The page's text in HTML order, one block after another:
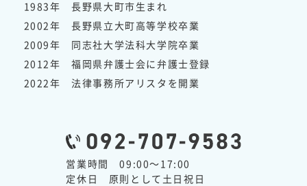
1983年 長野県大町市生まれ
2002年 長野県立大町高等学校卒業
2009年 同志社大学法科大学院卒業
2012年 福岡県弁護士会に弁護士登録
2022年 法律事務所アリスタを開業
営業時間 09:00～17:00
定休日 原則として土日祝日